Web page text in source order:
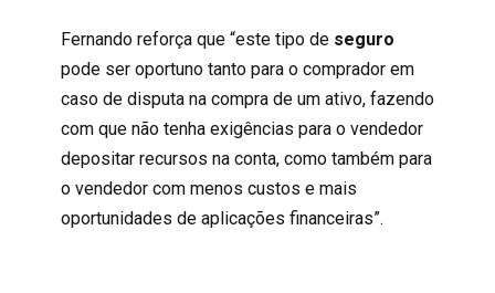
Fernando reforça que “este tipo de seguro
pode ser oportuno tanto para o comprador em
caso de disputa na compra de um ativo, fazendo
com que não tenha exigências para o vendedor
depositar recursos na conta, como também para
o vendedor com menos custos e mais
oportunidades de aplicações financeiras”.